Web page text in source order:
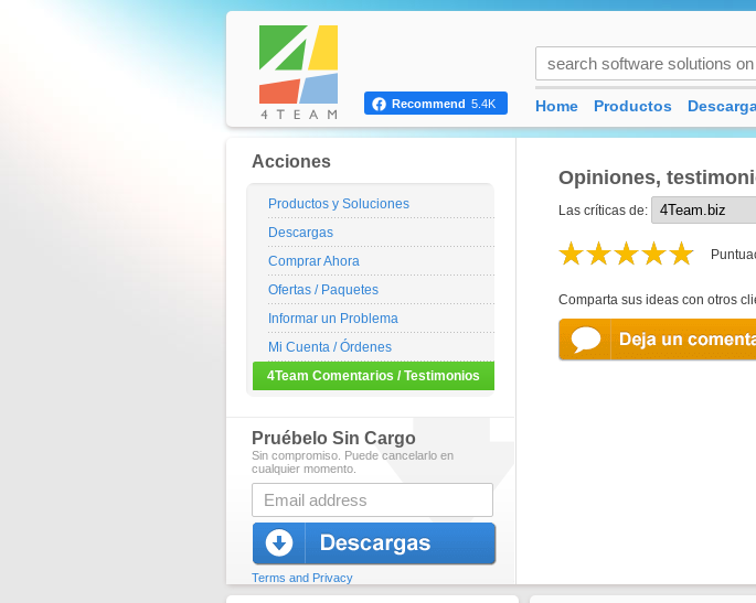
Opiniones,
Las críticas de:
Comparta sus ideas con otros
Acciones
Productos y Soluciones
Descargas
Comprar Ahora
Ofertas / Paquetes
Informar un Problema
Mi Cuenta / Órdenes
4Team Comentarios / Testimonios
Pruébelo Sin Cargo
Sin compromiso. Puede cancelarlo en
cualquier momento.
Terms and Privacy
Recommend 5.4K Home Productos